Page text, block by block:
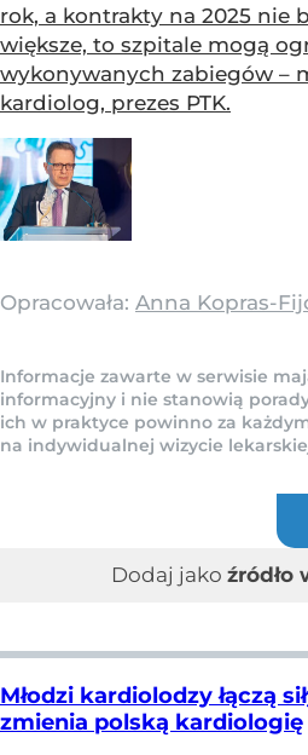
rok, a kontrakty na 2025 nie
większe, to szpitale mogą
wykonywanych zabiegów –
kardiolog, prezes PTK.
Opracowała: Anna Kopras-
Informacje zawarte w serwisie
informacyjny i nie stanowią
ich w praktyce powinno za
na indywidualnej wizycie
Dodaj jako źródło
Młodzi kardiolodzy łączą
zmienia polską kardiologię